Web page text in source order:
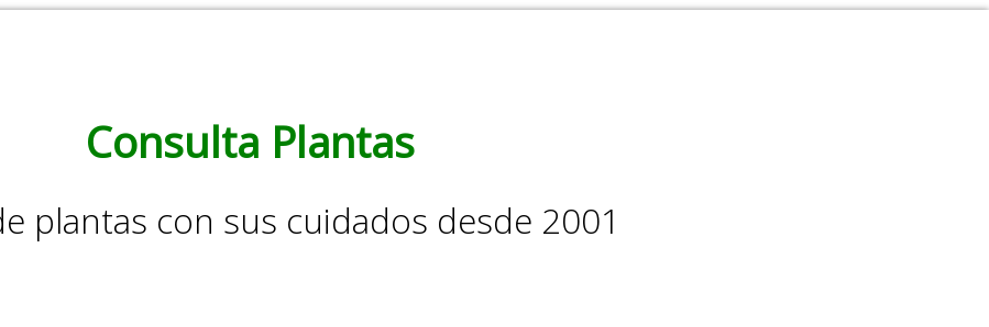
Consulta Plantas
plantas con sus cuidados desde 2001